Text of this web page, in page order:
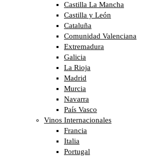
Castilla La Mancha
Castilla y León
Cataluña
Comunidad Valenciana
Extremadura
Galicia
La Rioja
Madrid
Murcia
Navarra
País Vasco
Vinos Internacionales
Francia
Italia
Portugal